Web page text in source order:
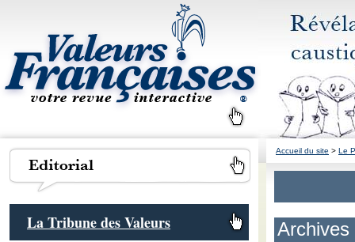
La Tribune des Valeurs
Accueil du site > Le
Archives